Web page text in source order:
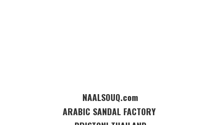
NAALSOUQ.com
ARABIC SANDAL FACTORY